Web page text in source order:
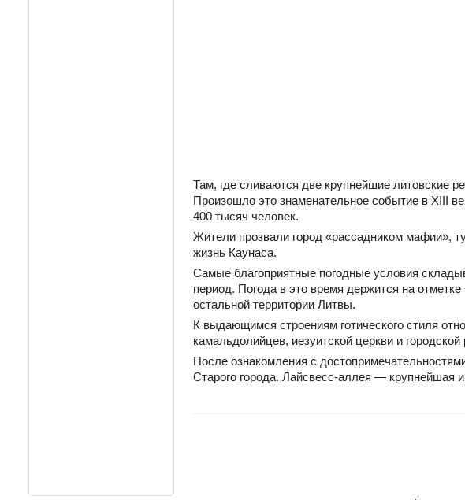
Там, где сливаются две крупнейшие литовские
Произошло это знаменательное событие в XIII
400 тысяч человек.
Жители прозвали город «рассадником мафии»,
жизнь Каунаса.
Самые благоприятные погодные условия
период. Погода в это время держится на
остальной территории Литвы.
К выдающимся строениям готического стиля
камальдолийцев, иезуитской церкви и
После ознакомления с
Старого города. Лайсвесс-аллея — крупнейшая